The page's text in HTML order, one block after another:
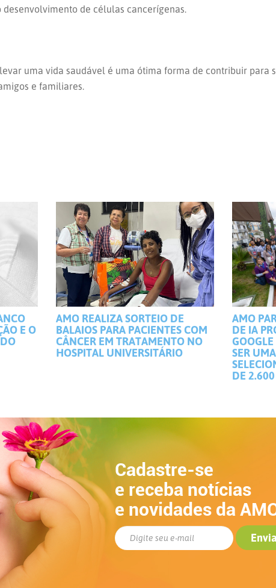
de células cancerígenas.
uma vida saudável é uma ótima forma de contribuir para
e familiares.
E O
AMO REALIZA SORTEIO DE
BALAIOS PARA PACIENTES COM
CÂNCER EM TRATAMENTO NO
HOSPITAL UNIVERSITÁRIO
AMO
DE IA
SER
DE
Cadastre-se
e receba notícias
e novidades da